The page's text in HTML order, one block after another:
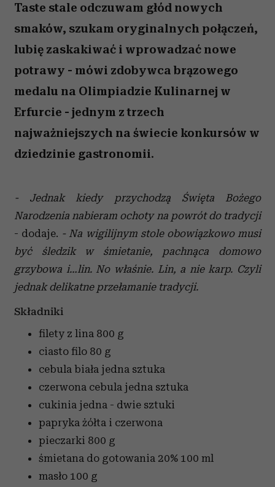
Taste stale odczuwam głód nowych
smaków, szukam oryginalnych połączeń,
lubię zaskakiwać i wprowadzać nowe
potrawy - mówi zdobywca brązowego
medalu na Olimpiadzie Kulinarnej w
Erfurcie - jednym z trzech
najważniejszych na świecie konkursów w
dziedzinie gastronomii.
- Jednak kiedy przychodzą Święta Bożego
Narodzenia nabieram ochoty na powrót do tradycji
- dodaje. - Na wigilijnym stole obowiązkowo musi
być śledzik w śmietanie, pachnąca domowo
grzybowa i…lin. No właśnie. Lin, a nie karp. Czyli
jednak delikatne przełamanie tradycji.
Składniki
filety z lina 800 g
ciasto filo 80 g
cebula biała jedna sztuka
czerwona cebula jedna sztuka
cukinia jedna - dwie sztuki
papryka żółta i czerwona
pieczarki 800 g
śmietana do gotowania 20% 100 ml
masło 100 g